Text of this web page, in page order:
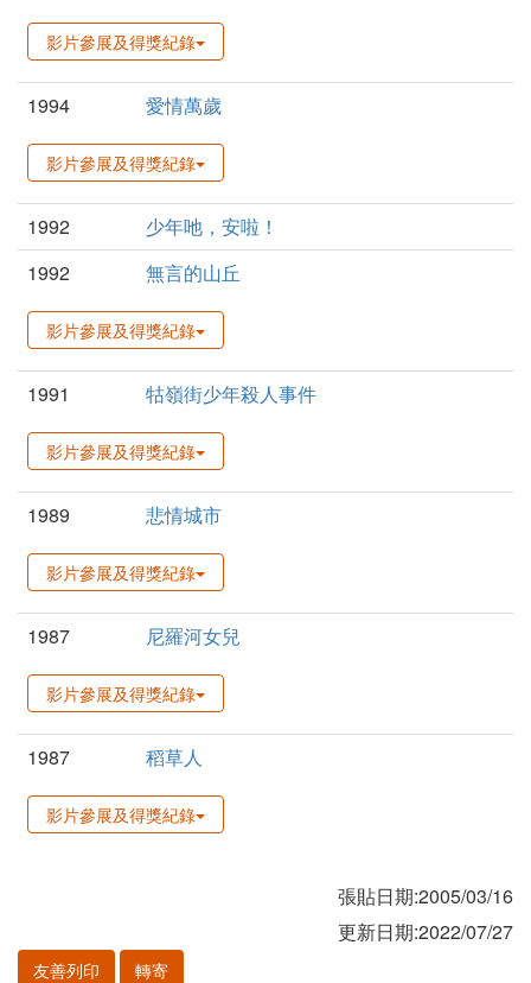
影片參展及得獎紀錄
1994 愛情萬歲
影片參展及得獎紀錄
1992
少年吔，安啦！
1992
無言的山丘
影片參展及得獎紀錄
1991 牯嶺街少年殺人事件
影片參展及得獎紀錄
1989 悲情城市
影片參展及得獎紀錄
1987 尼羅河女兒
影片參展及得獎紀錄
1987 稻草人
影片參展及得獎紀錄
張貼日期:2005/03/16
更新日期:2022/07/27
友善列印 轉寄